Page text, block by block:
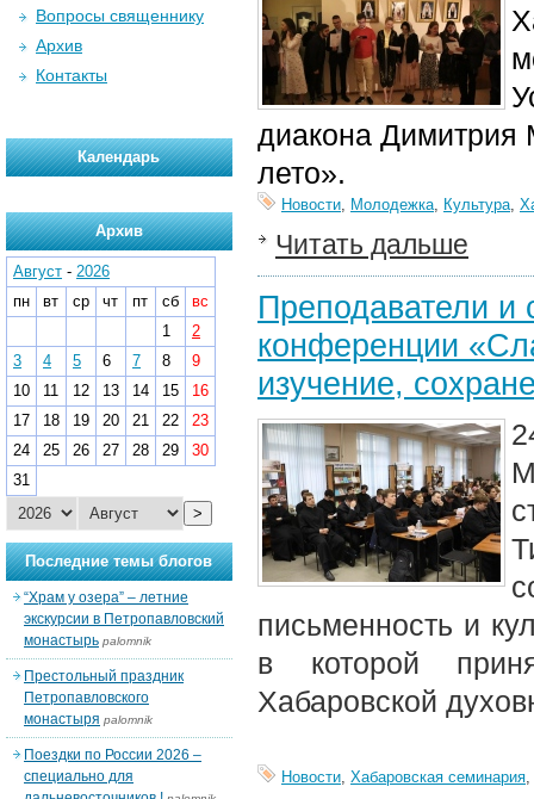
диакона Димитрия
лето».
Новости, Молодежка, Культура,
Читать дальше
Преподаватели и
конференции
изучение,
письменность и
в которой
Хабаровской
Новости, Хабаровская семинария,
Вопросы священнику
Архив
Контакты
Календарь
Архив
Август - 2026
пн
вт ср чт пт сб
вс
1
2
3
4 5 6 7 8
9
10
11 12 13 14 15
16
17
18 19 20 21 22
23
24
25 26 27 28 29
30
31
>
Последние темы блогов
“Храм у озера” – летние
экскурсии в Петропавловский
монастырь palomnik
Престольный праздник
Петропавловского
монастыря palomnik
Поездки по России 2026 –
специально для